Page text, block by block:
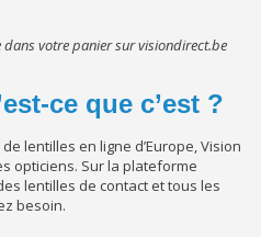
dans votre panier sur visiondirect.be
ce que c’est ?
lentilles en ligne d’Europe, Vision
opticiens. Sur la plateforme
lentilles de contact et tous les
besoin.